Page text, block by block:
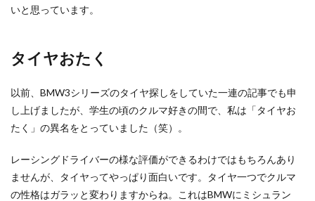
いと思っています。
タイヤおたく
以前、BMW3シリーズのタイヤ探しをしていた一連の記事でも申
し上げましたが、学生の頃のクルマ好きの間で、私は「タイヤお
たく」の異名をとっていました（笑）。
レーシングドライバーの様な評価ができるわけではもちろんあり
ませんが、タイヤってやっぱり面白いです。タイヤ一つでクルマ
の性格はガラッと変わりますからね。これはBMWにミシュラン